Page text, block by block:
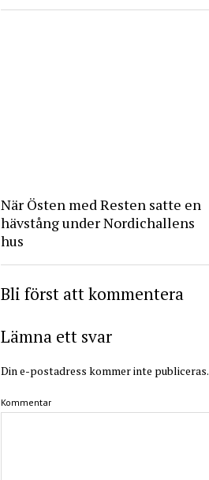
När Östen med Resten satte en
hävstång under Nordichallens
hus
Bli först att kommentera
Lämna ett svar
Din e-postadress kommer inte publiceras.
Kommentar